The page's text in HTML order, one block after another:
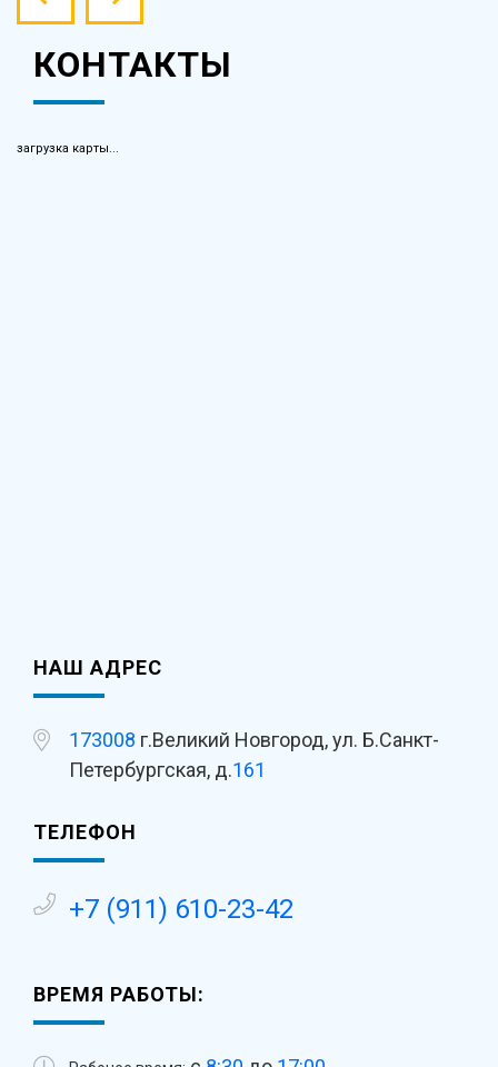
КОНТАКТЫ
загрузка карты...
НАШ АДРЕС
173008 г.Великий Новгород, ул. Б.Санкт-
Петербургская, д.161
ТЕЛЕФОН
+7 (911) 610-23-42
ВРЕМЯ РАБОТЫ: